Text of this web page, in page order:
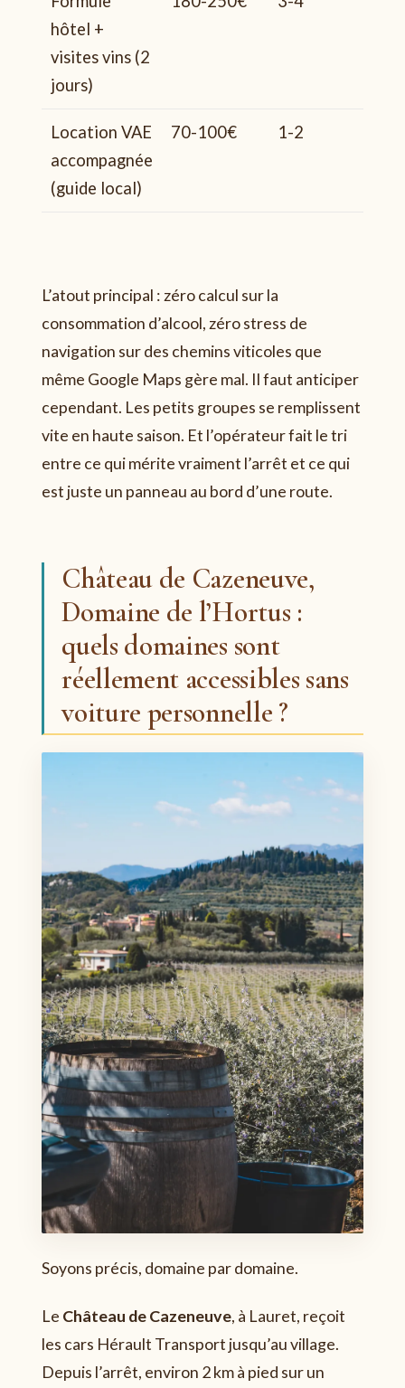
hôtel +
visites vins (2
jours)
Location VAE
accompagnée
(guide local)
70-100€ 1-2
L’atout principal : zéro calcul sur la
consommation d’alcool, zéro stress de
navigation sur des chemins viticoles que
même Google Maps gère mal. Il faut anticiper
cependant. Les petits groupes se remplissent
vite en haute saison. Et l’opérateur fait le tri
entre ce qui mérite vraiment l’arrêt et ce qui
est juste un panneau au bord d’une route.
Château de Cazeneuve,
Domaine de l’Hortus :
quels domaines sont
réellement accessibles sans
voiture personnelle ?
Soyons précis, domaine par domaine.
Le Château de Cazeneuve, à Lauret, reçoit
les cars Hérault Transport jusqu’au village.
Depuis l’arrêt, environ 2 km à pied sur un